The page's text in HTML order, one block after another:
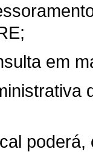
em